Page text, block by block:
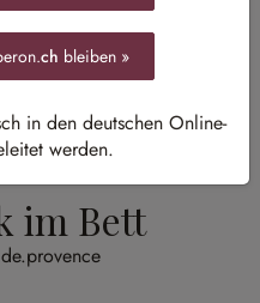
im Bett
ch bleiben »
in den deutschen Online-
werden.